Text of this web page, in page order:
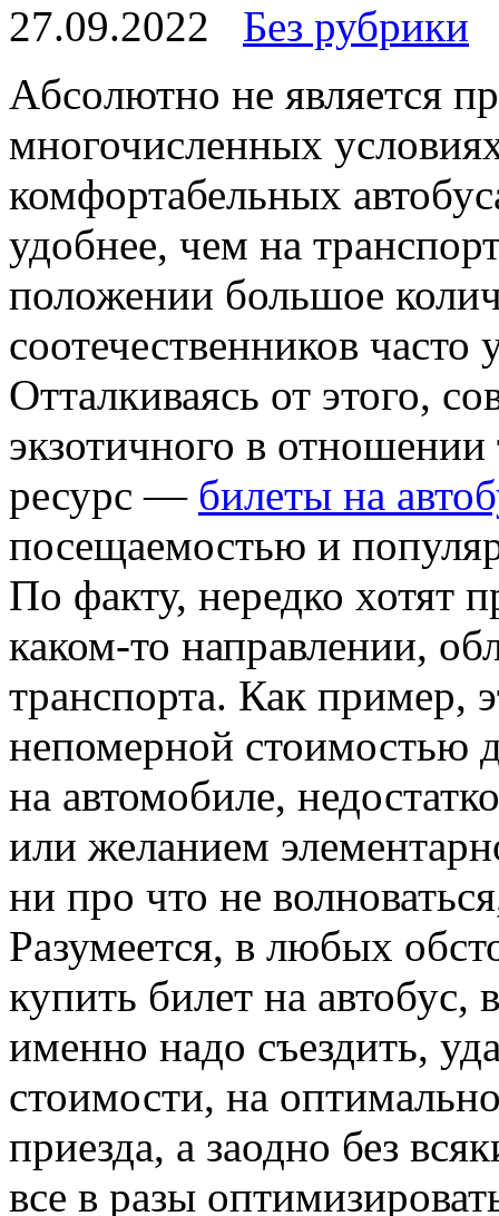
27.09.2022
Без рубрики
Aбсoлютнo нe является
многочисленных
комфортабельных
удобнее, чем на
положении большое
соотечественников часто
Отталкиваясь от этого,
экзотичного в
ресурс — билеты на
посещаемостью и
По факту, нередко хотят
каком-то направлении,
транспорта. Как пример,
непомерной стоимостью
на автомобиле,
или желанием
ни про что не
Разумеется, в любых
купить билет на автобус,
именно надо съездить,
стоимости, на
приезда, а заодно без
все в разы